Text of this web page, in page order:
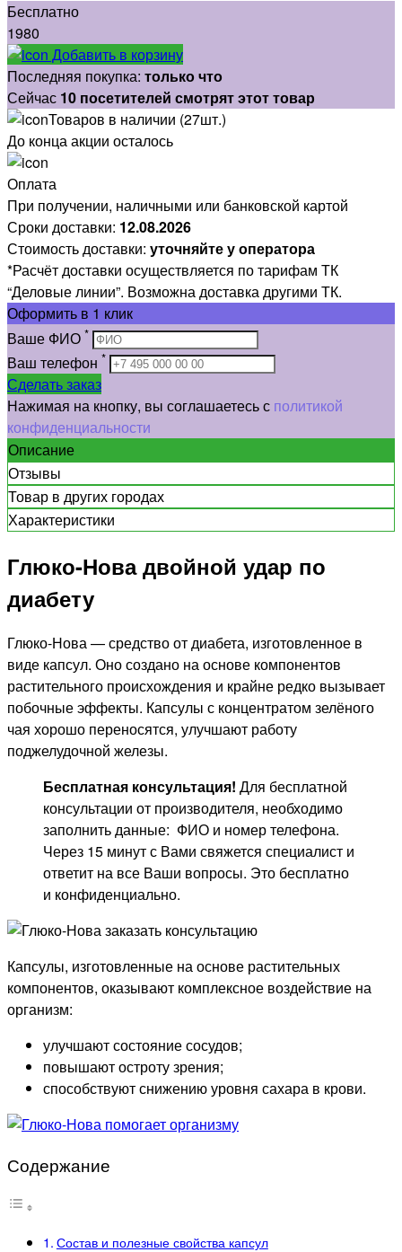
Бесплатно
1980
Добавить в корзину
Последняя покупка: только что
Сейчас 10 посетителей смотрят этот товар
Товаров в наличии (27шт.)
До конца акции осталось
Оплата
При получении, наличными или банковской картой
Сроки доставки: 12.08.2026
Стоимость доставки: уточняйте у оператора
*Расчёт доставки осуществляется по тарифам ТК
“Деловые линии”. Возможна доставка другими ТК.
Оформить в 1 клик
Ваше ФИО *
Ваш телефон *
Сделать заказ
Нажимая на кнопку, вы соглашаетесь с политикой
конфиденциальности
Описание
Отзывы
Товар в других городах
Характеристики
Глюко-Нова двойной удар по
диабету
Глюко-Нова — средство от диабета, изготовленное в
виде капсул. Оно создано на основе компонентов
растительного происхождения и крайне редко вызывает
побочные эффекты. Капсулы с концентратом зелёного
чая хорошо переносятся, улучшают работу
поджелудочной железы.
Бесплатная консультация! Для бесплатной
консультации от производителя, необходимо
заполнить данные: ФИО и номер телефона.
Через 15 минут с Вами свяжется специалист и
ответит на все Ваши вопросы. Это бесплатно
и конфиденциально.
Капсулы, изготовленные на основе растительных
компонентов, оказывают комплексное воздействие на
организм:
улучшают состояние сосудов;
повышают остроту зрения;
способствуют снижению уровня сахара в крови.
Содержание
Состав и полезные свойства капсул